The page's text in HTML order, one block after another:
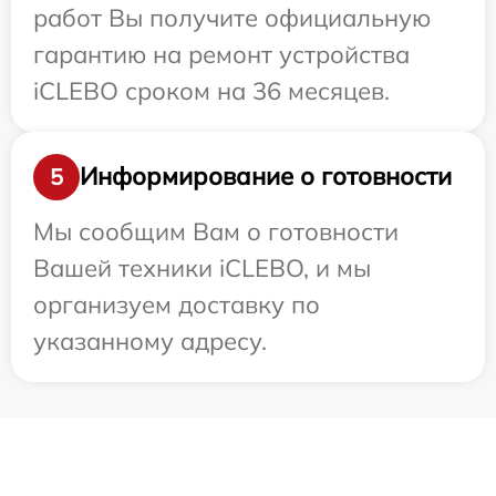
работ Вы получите официальную
гарантию на ремонт устройства
iCLEBO сроком на 36 месяцев.
5
Информирование о готовности
Мы сообщим Вам о готовности
Вашей техники iCLEBO, и мы
организуем доставку по
указанному адресу.